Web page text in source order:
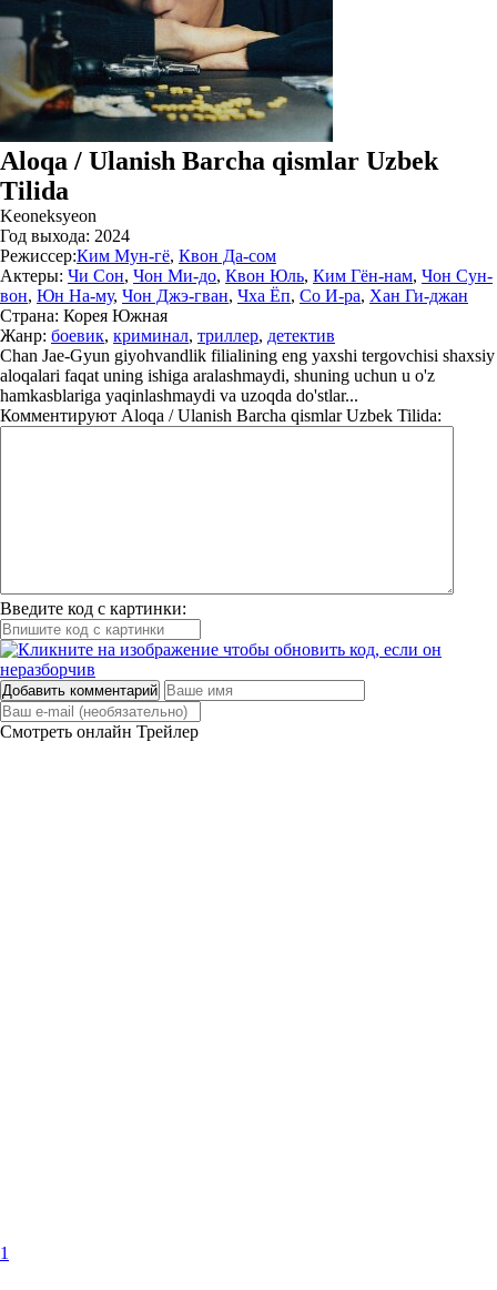
Aloqa / Ulanish Barcha qismlar Uzbek
Tilida
Keoneksyeon
Год выхода: 2024
Режиссер:Ким Мун-гё, Квон Да-сом
Актеры: Чи Сон, Чон Ми-до, Квон Юль, Ким Гён-нам, Чон Сун-
вон, Юн На-му, Чон Джэ-гван, Чха Ёп, Со И-ра, Хан Ги-джан
Страна: Корея Южная
Жанр: боевик, криминал, триллер, детектив
Chan Jae-Gyun giyohvandlik filialining eng yaxshi tergovchisi shaxsiy
aloqalari faqat uning ishiga aralashmaydi, shuning uchun u o'z
hamkasblariga yaqinlashmaydi va uzoqda do'stlar...
Комментируют Aloqa / Ulanish Barcha qismlar Uzbek Tilida:
Введите код с картинки:
Добавить комментарий
Смотреть онлайн Трейлер
1